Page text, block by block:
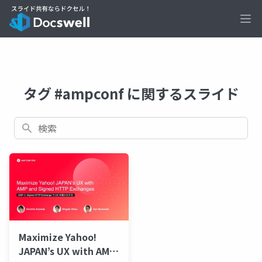
タグ #ampconf に関するスライド
検索
Maximize Yahoo!
JAPAN’s UX with AMP